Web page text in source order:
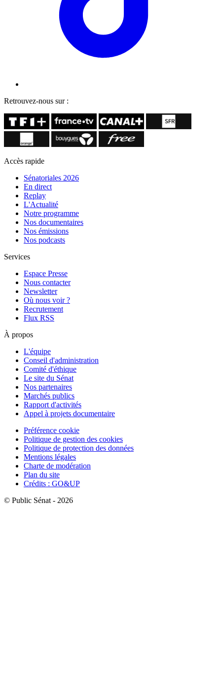
Retrouvez-nous sur :
Accès rapide
Sénatoriales 2026
En direct
Replay
L'Actualité
Notre programme
Nos documentaires
Nos émissions
Nos podcasts
Services
Espace Presse
Nous contacter
Newsletter
Où nous voir ?
Recrutement
Flux RSS
À propos
L'équipe
Conseil d'administration
Comité d'éthique
Le site du Sénat
Nos partenaires
Marchés publics
Rapport d'activités
Appel à projets documentaire
Préférence cookie
Politique de gestion des cookies
Politique de protection des données
Mentions légales
Charte de modération
Plan du site
Crédits : GO&UP
© Public Sénat - 2026